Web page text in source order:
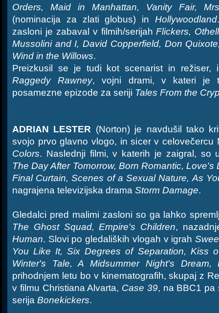
Orders, Maid in Manhattan, Vanity Fair,
(nominacija za zlati globus) in Hollywoodland
zasloni je zabaval v filmih/serijahFlickers,
Mussolini and I, David Copperfield, Don
Wind in the Willows.
Preizkusil se je tudi kot scenarist in
Raggedy Rawney, vojni drami, v kateri je
posamezne epizode za seriji Tales From the
ADRIAN LESTER (Norton) je navdušil tako
svojo prvo glavno vlogo, in sicer v celovečercu
Colors. Naslednji filmi, v katerih je zaigral, so
The Day After Tomorrow, Born Romantic,
Final Curtain, Scenes of a Sexual Nature, As
nagrajena televizijska drama Storm Damage.
Gledalci pred malimi zasloni so ga lahko
The Ghost Squad, Empire's Children,
Human. Slovi po gledaliških vlogah v igrah
You Like It, Six Degrees of Separation, Kiss
Winter's Tale, A Midsummer Night's Dream,
prihodnjem letu bo v kinematografih, skupaj z
v filmu Christiana Alvarta, Case 39, na BBC1 pa
serija Bonekickers.